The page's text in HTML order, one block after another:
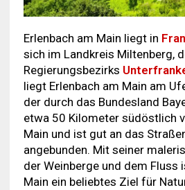
Erlenbach am Main liegt in
sich im Landkreis Miltenberg,
Regierungsbezirks
liegt Erlenbach am Main am
der durch das Bundesland
etwa 50 Kilometer südöstlich
Main und ist gut an das
angebunden. Mit seiner
der Weinberge und dem Fluss
Main ein beliebtes Ziel für